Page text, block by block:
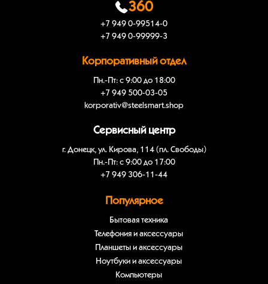
360
+7 949 0-99514-0
+7 949 0-99999-3
Корпоративный отдел
Пн.-Пт: с 9:00 до 18:00
+7 949 500-03-05
korporativ@steelsmart.shop
Сервисный центр
г. Донецк, ул. Кирова, 114 (пл. Свободы)
Пн.-Пт: с 9:00 до 17:00
+7 949 306-11-44
Популярное
Бытовая техника
Телефония и аксессуары
Планшеты и аксессуары
Ноутбуки и аксессуары
Компьютеры